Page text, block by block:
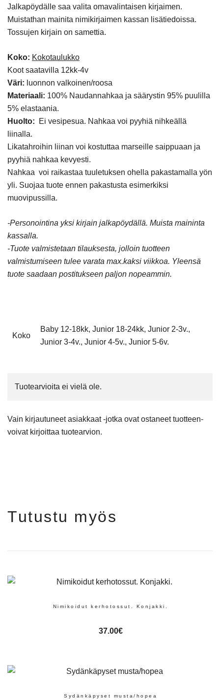
Jalkapöydälle saa valita omavalintaisen kirjaimen.
Muistathan mainita nimikirjaimen kassan lisätiedoissa.
Tossujen kirjain on samettia.
Koko: Kokotaulukko
Koot saatavilla 12kk-4v
Väri: luonnon valkoinen/roosa
Materiaali: 100% Naudannahkaa ja säärystin 95% puulilla
5% elastaania.
Huolto: Ei vesipesua. Nahkaa voi pyyhiä nihkeällä
liinalla.
Likatahroihin liinan voi kostuttaa marseille saippuaan ja
pyyhiä nahkaa kevyesti.
Nahkaa voi raikastaa tuuletuksen ohella pakastamalla yön
yli. Suojaa tuote ennen pakastusta esimerkiksi
muovipussilla.
-Personointina yksi kirjain jalkapöydällä. Muista maininta
kassalla.
-Tuote valmistetaan tilauksesta, jolloin tuotteen
valmistumiseen tulee varata max.kaksi viikkoa. Yleensä
tuote saadaan postitukseen paljon nopeammin.
Koko
Baby 12-18kk, Junior 18-24kk, Junior 2-3v.,
Junior 3-4v., Junior 4-5v., Junior 5-6v.
Tuotearvioita ei vielä ole.
Vain kirjautuneet asiakkaat -jotka ovat ostaneet tuotteen-
voivat kirjoittaa tuotearvion.
Tutustu myös
Nimikoidut kerhotossut. Konjakki.
37.00€
Sydänkäpyset musta/hopea